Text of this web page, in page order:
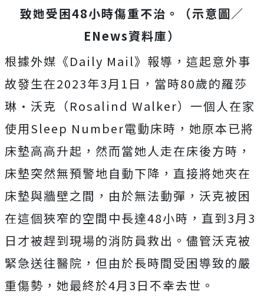
致她受困48小時傷重不治。（示意圖／
ENews資料庫）
根據外媒《Daily Mail》報導，這起意外事
故發生在2023年3月1日，當時80歲的羅莎
琳·沃克（Rosalind Walker）一個人在家
使用Sleep Number電動床時，她原本已將
床墊高高升起，然而當她人走在床後方時，
床墊突然無預警地自動下降，直接將她夾在
床墊與牆壁之間，由於無法動彈，沃克被困
在這個狹窄的空間中長達48小時， 直到3月3
日才被趕到現場的消防員救出。 儘管沃克被
緊急送往醫院，但由於長時間受困導致的嚴
重傷勢，她最終於4月3日不幸去世。